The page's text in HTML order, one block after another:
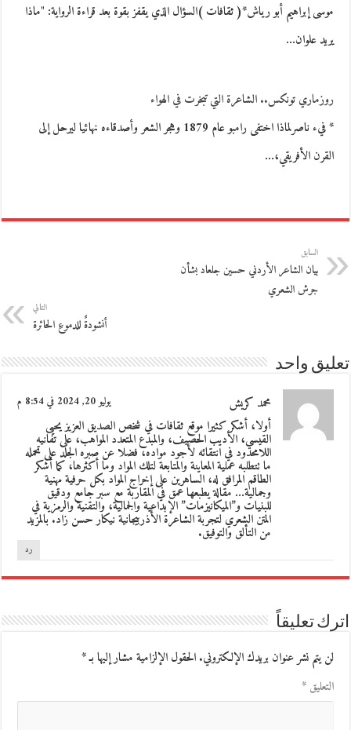
موسى إبراهيم أبو رياش*( ثقافات )السؤال الذي يقفز بقوة بعد قراءة الرواية: "ماذا
يريد علوان…
روزماري تونكس.. الشاعرة التي تبخرت في الهواء
* فيء ناصرلماذا اختفى رامبو عام 1879 وهجر الشعر وأصدقاءه نهائيا ليرحل إلى
القرن الأفريقي،…
السابق
بيان الشاعر الأردني حسين جلعاد بشأن
جرش الشعري
التالي
أنشودةٌ للدموعِ الحائرة
تعليق واحد
محمد كريش يوليو 20, 2024 في 8:54 م
أولا، أشكر كثيرا موقع ثقافات في شخص الصديق العزيز يحيى
القيسي، الأديب الحصيف، والمبدع المتعدد المواهب، على تفانيه
اللامحدود في انتقائه لأجود مواده، فضلا عن صبره الجلد على تحمله
ما تتطلبه عملية المعاينة والمتابعة لتلك المواد وما أكثرها، كما أشكر
الطاقم المرافق له، الساهرين على إخراج المواد بكل حرفية مهنية
وجمالية… مقالة يطبعها عمق في المقاربة مع سبر جامع ودقيق
للبنيات و”الميكانيزمات” الإبداعية والجمالية، والتقنية والرمزية في
المتن الشعري لتجربة الشاعرة الأذربيجانية نيكار حسن زاد. بالمزيد
من التألق والتوفيق.
رد
اترك تعليقاً
لن يتم نشر عنوان بريدك الإلكتروني.الحقول الإلزامية مشار إليها بـ*
التعليق*